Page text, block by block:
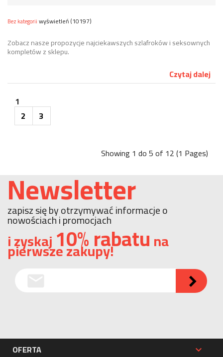
Bez kategorii wyświetleń (10197)
Zobacz nasze propozycje najciekawszych szlafroków i seksownych
kompletów z sklepu.
Czytaj dalej
1
2
3
Showing 1 do 5 of 12 (1 Pages)
Newsletter
zapisz się by otrzymywać informacje o
nowościach i promocjach
i zyskaj10% rabatuna
pierwsze zakupy!

OFERTA 